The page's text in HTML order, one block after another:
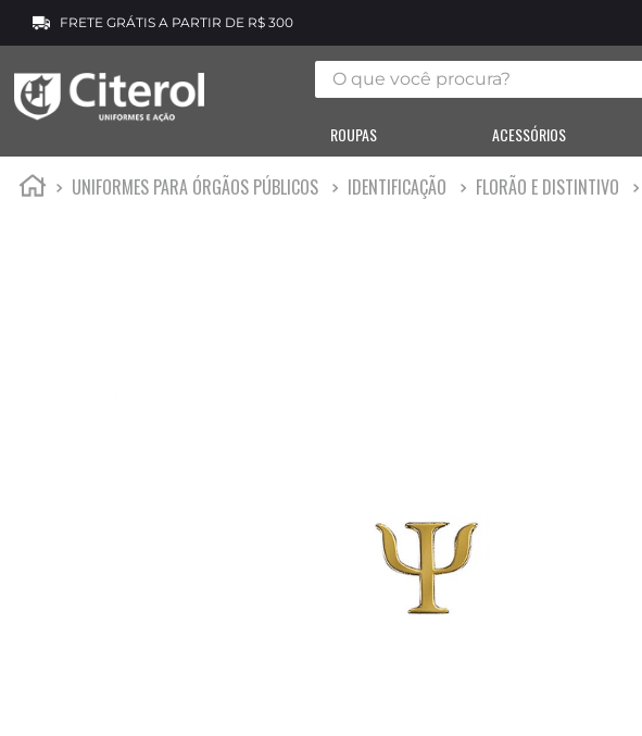
FRETE GRÁTIS A PARTIR DE R$ 300
O que você procura?
ROUPAS ACESSÓRIOS
UNIFORMES PARA ÓRGÃOS PÚBLICOS IDENTIFICAÇÃO FLORÃO E DISTINTIVO